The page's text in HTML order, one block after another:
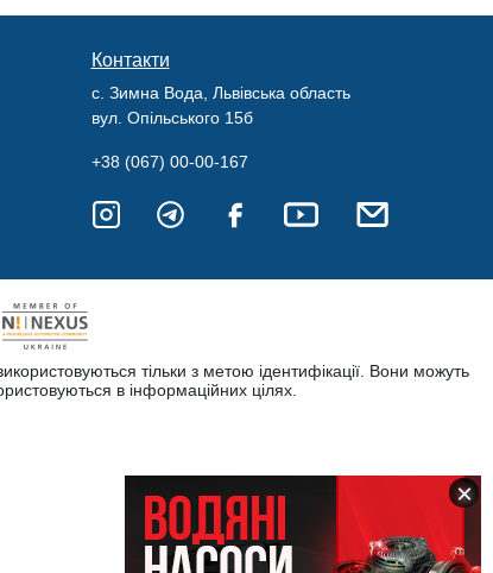
Контакти
с. Зимна Вода, Львівська область
вул. Опільського 15б
+38 (067) 00-00-167
тільки з метою ідентифікації. Вони можуть
в інформаційних цілях.
×